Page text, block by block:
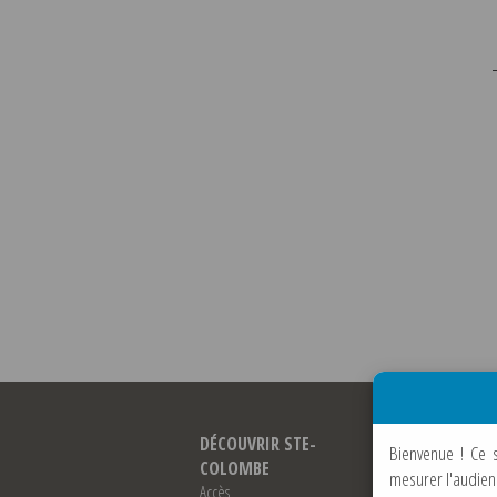
DÉCOUVRIR STE-
COLOMBE
Accès
VIVRE À STE-
COLOMBE
Vie économique
Bienvenue ! Ce
mesurer